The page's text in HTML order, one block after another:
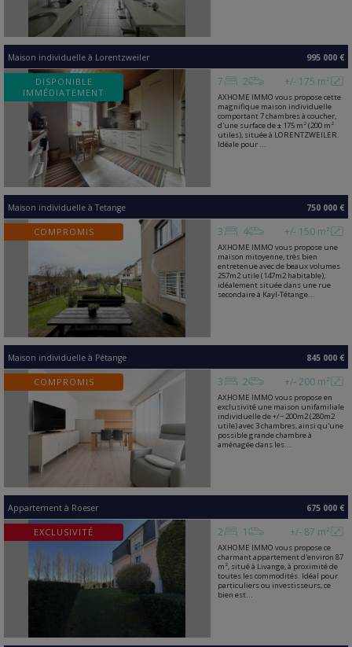
Maison individuelle à Lorentzweiler 995 000 €
DISPONIBLE
IMMÉDIATEMENT
+/- 175 m²
7 2
AXHOME IMMO vous propose cette
magnifique maison individuelle
comportant 7 chambres à coucher,
d'une surface de ± 175 m² (200 m²
utiles), située à LORENTZWEILER.
Idéale pour ...
Maison individuelle à Tetange 750 000 €
COMPROMIS +/- 150 m²
3 4
AXHOME IMMO vous propose une
maison mitoyenne, très bien
entretenue avec de beaux volumes
257m2 utile (147m2 habitable),
idéalement située dans une rue
secondaire à Kayl-Tétange...
Maison individuelle à Pétange 845 000 €
COMPROMIS +/- 200 m²
3 2
AXHOME IMMO vous propose en
exclusivité une maison unifamiliale
individuelle de +/− 200m2 (280m2
utile) avec 3 chambres, ainsi qu'une
possible grande chambre à
aménagée dans les...
Appartement à Roeser 675 000 €
EXCLUSIVITÉ +/- 87 m²
2 1
AXHOME IMMO vous propose ce
charmant appartement d'environ 87
m², situé à Livange, à proximité de
toutes les commodités. Idéal pour
particuliers ou investisseurs, ce
bien est...